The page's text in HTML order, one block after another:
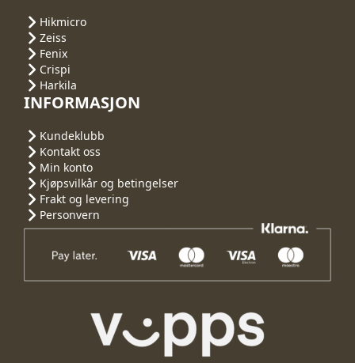
Hikmicro
Zeiss
Fenix
Crispi
Harkila
INFORMASJON
Kundeklubb
Kontakt oss
Min konto
Kjøpsvilkår og betingelser
Frakt og levering
Personvern